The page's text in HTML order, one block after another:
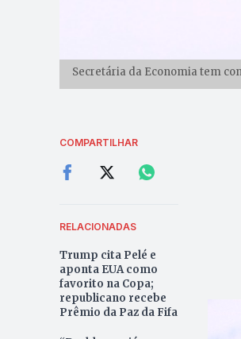
Secretária da Economia tem
COMPARTILHAR
RELACIONADAS
Trump cita Pelé e
aponta EUA como
favorito na Copa;
republicano recebe
Prêmio da Paz da Fifa